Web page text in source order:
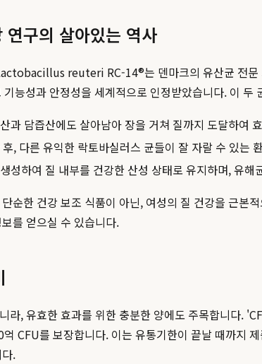
구의 살아있는 역사
reuteri RC-14®는 덴마크의 유산균 전문
능성과 안정성을 세계적으로 인정받았습니다. 이 두
과 담즙산에도 살아남아 장을 거쳐 질까지 도달하여
, 다른 유익한 락토바실러스 균들이 잘 자랄 수 있는
성하여 질 내부를 건강한 산성 상태로 유지하며, 유
순한 건강 보조 식품이 아닌, 여성의 질 건강을 근본
를 얻으실 수 있습니다.
라, 유효한 효과를 위한 충분한 양에도 주목합니다
CFU를 보장합니다. 이는 유통기한이 끝날 때까지
.